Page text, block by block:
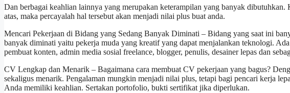
Dan berbagai keahlian lainnya yang merupakan keterampilan yang banyak
atas, maka percayalah hal tersebut akan menjadi nilai plus buat anda.
Mencari Pekerjaan di Bidang yang Sedang Banyak Diminati – Bidang yang saat ini
banyak diminati yaitu pekerja muda yang kreatif yang dapat menjalankan teknologi.
pembuat konten, admin media sosial freelance, blogger, penulis, desainer lepas dan
CV Lengkap dan Menarik – Bagaimana cara membuat CV pekerjaan yang bagus?
​​sekaligus menarik. Pengalaman mungkin menjadi nilai plus, tetapi bagi pencari kerja
Anda memiliki keahlian. Sertakan portofolio, bukti sertifikat jika diperlukan.